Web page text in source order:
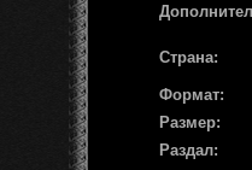
Страна:
Формат:
Размер:
Раздал: